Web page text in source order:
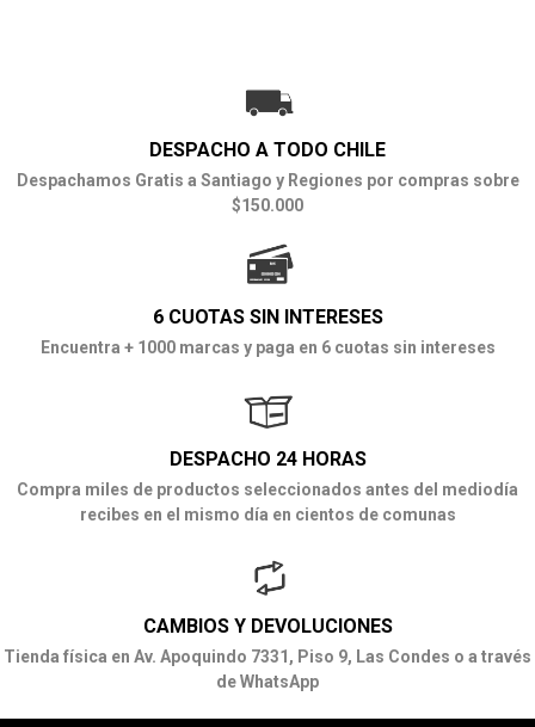
DESPACHO A TODO CHILE
Despachamos Gratis a Santiago y Regiones por compras sobre
$150.000
6 CUOTAS SIN INTERESES
Encuentra + 1000 marcas y paga en 6 cuotas sin intereses
DESPACHO 24 HORAS
Compra miles de productos seleccionados antes del mediodía
recibes en el mismo día en cientos de comunas
CAMBIOS Y DEVOLUCIONES
Tienda física en Av. Apoquindo 7331, Piso 9, Las Condes o a través
de WhatsApp